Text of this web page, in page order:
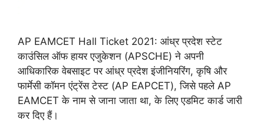
AP EAMCET Hall Ticket 2021: आंध्र प्रदेश स्टेट
काउंसिल ऑफ हायर एजुकेशन (APSCHE) ने अपनी
आधिकारिक वेबसाइट पर आंध्र प्रदेश इंजीनियरिंग, कृषि और
फार्मेसी कॉमन एंट्रेंस टेस्ट (AP EAPCET), जिसे पहले AP
EAMCET के नाम से जाना जाता था, के लिए एडमिट कार्ड जारी
कर दिए हैं।